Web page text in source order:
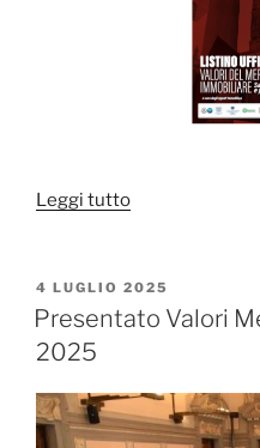
Leggi tutto“Valori
2025”
PUBBLICATO
IL
4 LUGLIO 2025
Presentato Valori
2025